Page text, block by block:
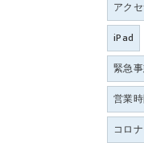
アク
iPad
緊急
営業
コロ